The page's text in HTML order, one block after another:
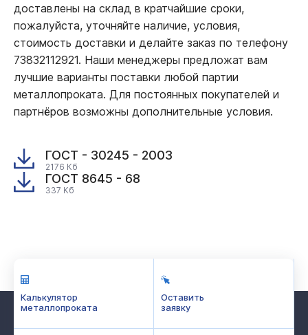
доставлены на склад в кратчайшие сроки,
пожалуйста, уточняйте наличие, условия,
стоимость доставки и делайте заказ по телефону
73832112921. Наши менеджеры предложат вам
лучшие варианты поставки любой партии
металлопроката. Для постоянных покупателей и
партнёров возможны дополнительные условия.
ГОСТ - 30245 - 2003
2176 Кб
ГОСТ 8645 - 68
337 Кб
Калькулятор
металлопроката
Оставить
заявку